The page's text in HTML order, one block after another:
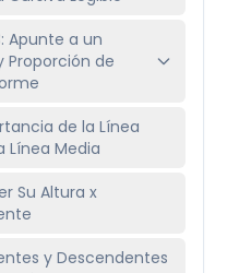
Apunte a un
Proporción de
de la Línea
Línea Media
Su Altura x
y Descendentes